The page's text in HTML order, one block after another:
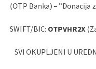
(OTP Banka) – ”Donacija
SWIFT/BIC: OTPVHR2X
SVI OKUPLJENI U